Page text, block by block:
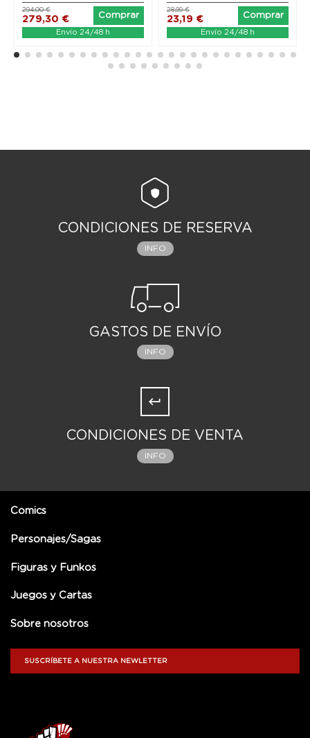
279,30 €
294,00 €
Comprar
Envío 24/48 h
23,19 €
28,99 €
Comprar
Envío 24/48 h
CONDICIONES DE RESERVA
INFO
GASTOS DE ENVÍO
INFO
CONDICIONES DE VENTA
INFO
Comics
Personajes/Sagas
Figuras y Funkos
Juegos y Cartas
Sobre nosotros
SUSCRÍBETE A NUESTRA NEWLETTER